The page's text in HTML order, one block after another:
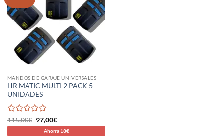
MANDOS DE GARAJE UNIVERSALES
HR MATIC MULTI 2 PACK 5
UNIDADES
Valorado
con
0
115,00€ El
precio
original
97,00€El
precio
actual
Ahorra 18€